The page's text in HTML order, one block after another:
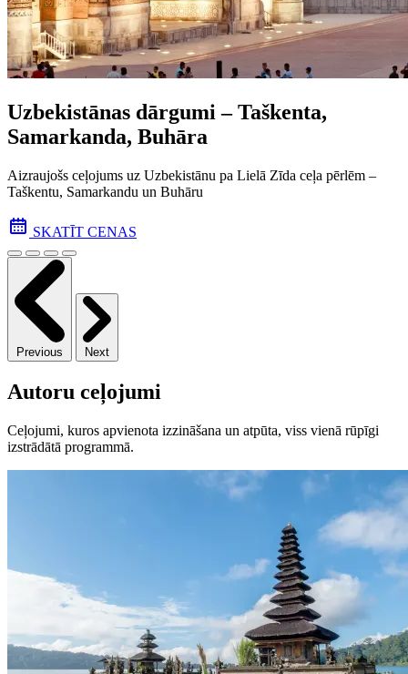
Uzbekistānas dārgumi – Taškenta,
Samarkanda, Buhāra
Aizraujošs ceļojums uz Uzbekistānu pa Lielā Zīda ceļa pēr­lēm –
Taškentu, Samarkandu un Buhāru
SKATĪT CENAS
Previous Next
Autoru ceļojumi
Ceļojumi, kuros apvienota izzināšana un atpūta, viss vienā rūpīgi
izstrādātā programmā.